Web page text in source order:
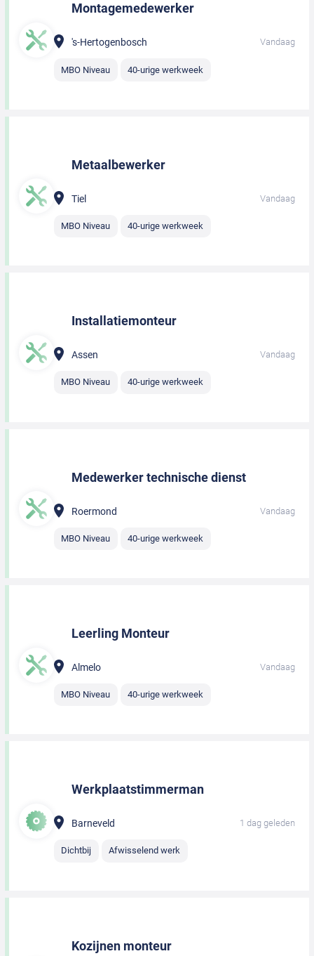
Montagemedewerker
's-Hertogenbosch Vandaag
MBO Niveau 40-urige werkweek
Metaalbewerker
Tiel Vandaag
MBO Niveau 40-urige werkweek
Installatiemonteur
Assen Vandaag
MBO Niveau 40-urige werkweek
Medewerker technische dienst
Roermond Vandaag
MBO Niveau 40-urige werkweek
Leerling Monteur
Almelo Vandaag
MBO Niveau 40-urige werkweek
Werkplaatstimmerman
Barneveld 1 dag geleden
Dichtbij Afwisselend werk
Kozijnen monteur